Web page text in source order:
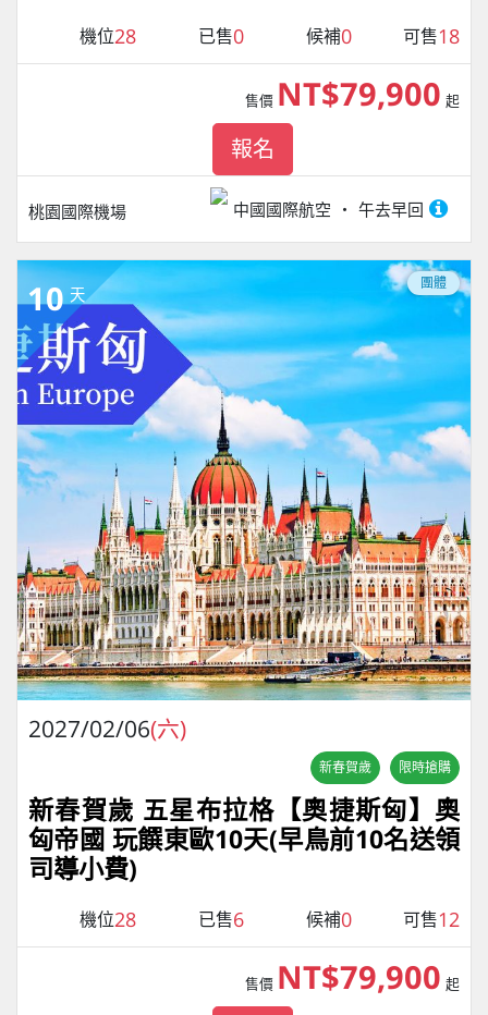
機位28 已售0 候補0 可售18
桃園國際機場 中國國際航空 午去早回
售價 NT$79,900 起
報名
10 天
團體
2027/02/06(六)
新春賀歲 限時搶購
新春賀歲 五星布拉格【奧捷斯匈】奧
匈帝國 玩饌東歐10天(早鳥前10名送領
司導小費)
機位28 已售6 候補0 可售12
售價 NT$79,900 起